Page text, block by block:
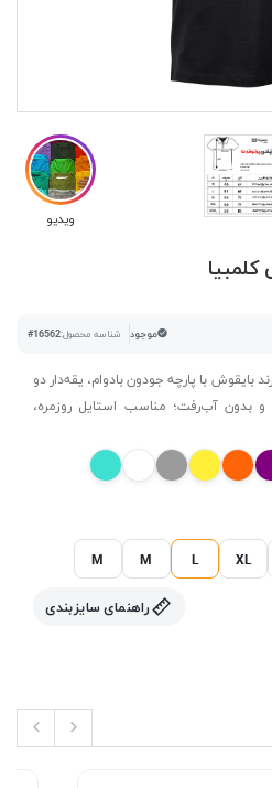
ویدیو
موجود شناسه محصول:#16562
بایقوش با پارچه جودون بادوام، یقه‌دار دو
بدون آب‌رفت؛ مناسب استایل روزمره،
M M L XL
راهنمای سایزبندی